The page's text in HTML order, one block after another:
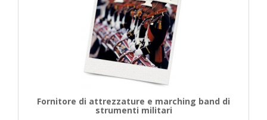
Fornitore di attrezzature e marching band di
strumenti militari